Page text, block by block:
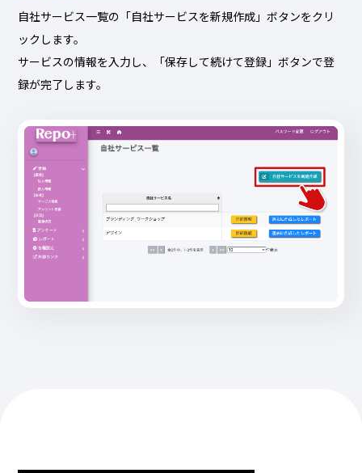
自社サービス一覧の「自社サービスを新規作成」ボタンをクリ
ックします。
サービスの情報を入力し、「保存して続けて登録」ボタンで登
録が完了します。